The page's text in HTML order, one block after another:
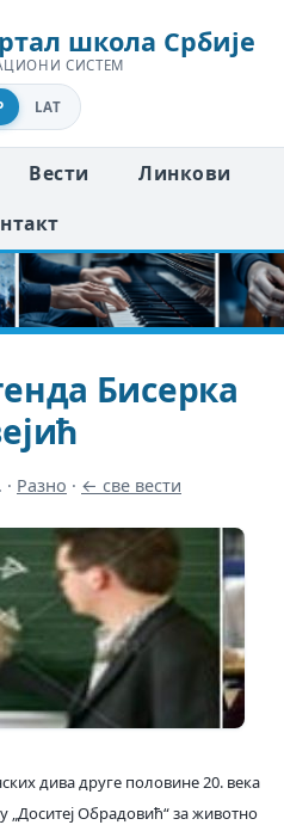
школа Србије
СИСТЕМ
LAT
Вести
Линкови
Бисерка
· Разно · ← све вести
дива друге половине 20. века
„Доситеј Обрадовић“ за животно